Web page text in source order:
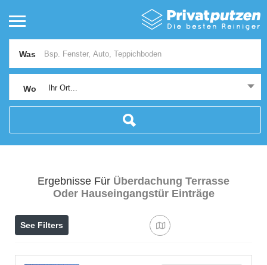
Was
Wo Ihr Ort...
Ergebnisse Für Überdachung Terrasse
Oder Hauseingangstür Einträge
See Filters